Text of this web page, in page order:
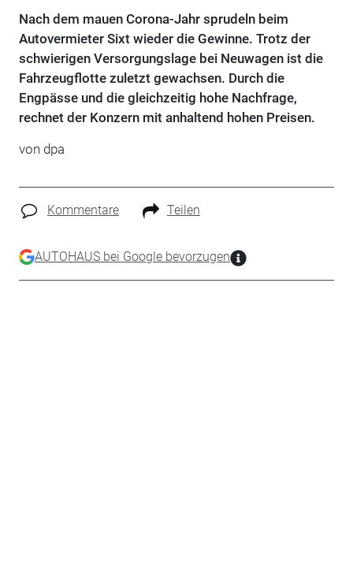
Nach dem mauen Corona-Jahr sprudeln beim
Autovermieter Sixt wieder die Gewinne. Trotz der
schwierigen Versorgungslage bei Neuwagen ist die
Fahrzeugflotte zuletzt gewachsen. Durch die
Engpässe und die gleichzeitig hohe Nachfrage,
rechnet der Konzern mit anhaltend hohen Preisen.
von dpa
Kommentare Teilen
AUTOHAUS bei Google bevorzugen